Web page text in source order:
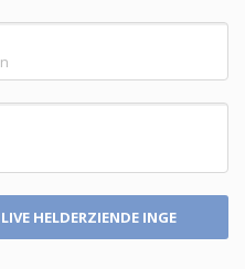
HELDERZIENDE INGE